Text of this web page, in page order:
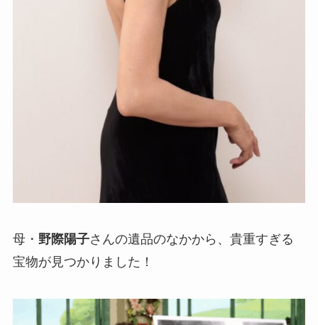
母・ 野際陽子さんの遺品のなかから、貴重すぎる
宝物が見つかりました！